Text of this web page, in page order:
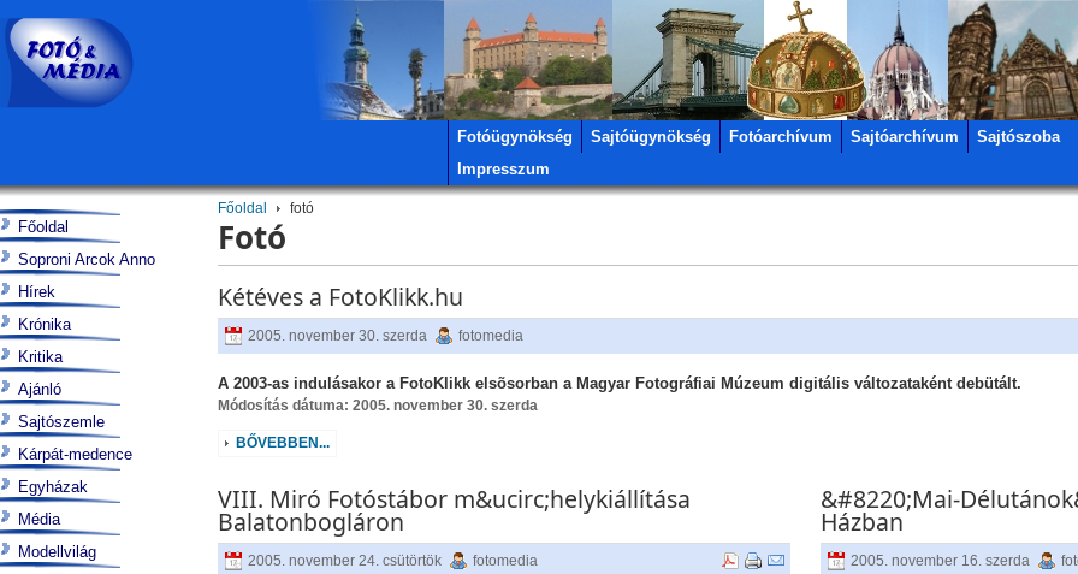
Fotóügynökség Sajtóügynökség Fotóarchívum Sajtóarchívum
Sajtószoba
Impresszum
Főoldal fotó
Fotó
Kétéves a FotoKlikk.hu
2005. november 30. szerda fotomedia
A 2003-as indulásakor a FotoKlikk elsõsorban a Magyar Fotográfiai Múzeum digitális változataként debütált.
Módosítás dátuma: 2005. november 30. szerda
BŐVEBBEN...
VIII. Miró Fotóstábor m&ucirc;helykiállítása
Balatonbogláron
2005. november 24. csütörtök fotomedia
&#8220;Mai-
Házban
2005. november 16. szerda
Főoldal
Soproni Arcok Anno
Hírek
Krónika
Kritika
Ajánló
Sajtószemle
Kárpát-medence
Egyházak
Média
Modellvilág